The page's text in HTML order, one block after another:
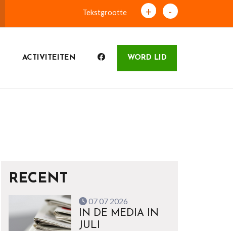
Tekstgrootte + -
ACTIVITEITEN WORD LID
RECENT
07 07 2026
IN DE MEDIA IN
JULI